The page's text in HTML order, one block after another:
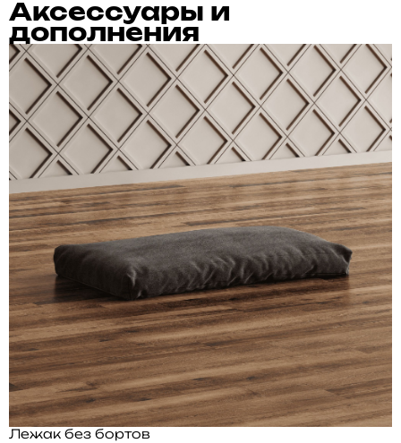
Аксессуары и
дополнения
Лежак без бортов